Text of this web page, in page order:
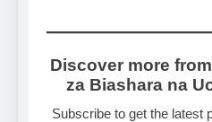
Discover more
za Biashara na
Subscribe to get the latest